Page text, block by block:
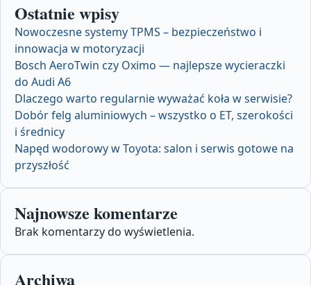
Ostatnie wpisy
Nowoczesne systemy TPMS – bezpieczeństwo i
innowacja w motoryzacji
Bosch AeroTwin czy Oximo — najlepsze wycieraczki
do Audi A6
Dlaczego warto regularnie wyważać koła w serwisie?
Dobór felg aluminiowych – wszystko o ET, szerokości
i średnicy
Napęd wodorowy w Toyota: salon i serwis gotowe na
przyszłość
Najnowsze komentarze
Brak komentarzy do wyświetlenia.
Archiwa